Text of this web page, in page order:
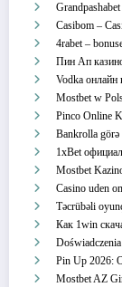
Casibom –
4rabet –
Пин Ап
Vodka онлайн
Mostbet w
Pinco Online
Bankrolla görə
1xBet
Mostbet
Casino uden
Təcrübəli
Как 1win
Pin Up 2026:
Mostbet AZ